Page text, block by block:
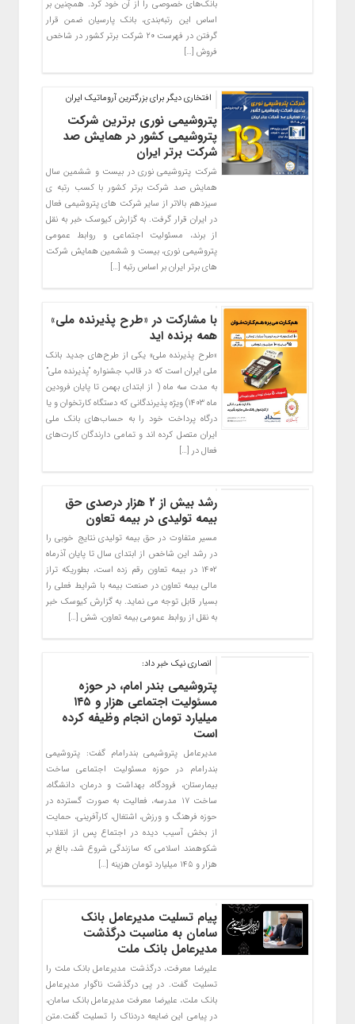
بانک‌های خصوصی را از آن خود کرد. همچنین بر
اساس این رتبه‌بندی، بانک پارسیان ضمن قرار
گرفتن در فهرست ۲۰ شرکت برتر کشور در شاخص
فروش […]
افتخاری دیگر برای بزرگترین آروماتیک ایران
پتروشیمی نوری برترین شرکت
پتروشیمی کشور در همایش صد
شرکت برتر ایران
شرکت پتروشیمی نوری در بیست و ششمین سال
همایش صد شرکت برتر کشور با کسب رتبه ی
سیزدهم بالاتر از سایر شرکت های پتروشیمی فعال
در ایران قرار گرفت. به گزارش کیوسک خبر به نقل
از برند، مسئولیت اجتماعی و روابط عمومی
پتروشیمی نوری، بیست و ششمین همایش شرکت
های برتر ایران بر اساس رتبه […]
با مشارکت در «طرح پذیرنده ملی»
همه برنده اید
«طرح‌ پذیرنده ملی» یکی از طرح‌های جدید بانک
ملی ایران است که در قالب جشنواره “پذیرنده ملی”
به مدت سه ماه ( از ابتدای بهمن تا پایان فرودین
ماه ۱۴۰۳) ویژه پذیرندگانی که دستگاه کارتخوان و یا
درگاه پرداخت خود را به حساب‌های بانک ملی
ایران متصل کرده اند و تمامی دارندگان کارت‌های
فعال در […]
رشد بیش از ۲ هزار درصدی حق
بیمه تولیدی در بیمه تعاون
مسیر متفاوت در حق بیمه تولیدی نتایج خوبی را
در رشد این شاخص از ابتدای سال تا پایان آذرماه
۱۴۰۲ در بیمه تعاون رقم زده است، بطوریکه تراز
مالی بیمه تعاون در صنعت بیمه با شرایط فعلی را
بسیار قابل توجه می نماید. به گزارش کیوسک خبر
به نقل از روابط عمومی بیمه تعاون، شش […]
انصاری نیک خبر داد:
پتروشیمی بندر امام، در حوزه
مسئولیت اجتماعی هزار و ۱۴۵
میلیارد تومان انجام وظیفه کرده‌
است
مدیرعامل پتروشیمی بندرامام گفت: پتروشیمی
بندرامام در حوزه مسئولیت اجتماعی ساخت
بیمارستان، فرودگاه، بهداشت و درمان، دانشگاه،
ساخت ۱۷ مدرسه، فعالیت به صورت گسترده در
حوزه فرهنگ و ورزش، اشتغال، کارآفرینی، حمایت
از بخش آسیب دیده در اجتماع پس از انقلاب
شکوهمند اسلامی که سازندگی شروع شد، بالغ بر
هزار و ۱۴۵ میلیارد تومان هزینه […]
پیام تسلیت مدیرعامل بانک
سامان به مناسبت درگذشت
مدیرعامل بانک ملت
علیرضا معرفت، درگذشت مدیرعامل بانک ملت را
تسلیت گفت. در پی درگذشت ناگوار مدیرعامل
بانک ملت، علیرضا معرفت مدیرعامل بانک سامان،
در پیامی این ضایعه دردناک را تسلیت گفت.متن